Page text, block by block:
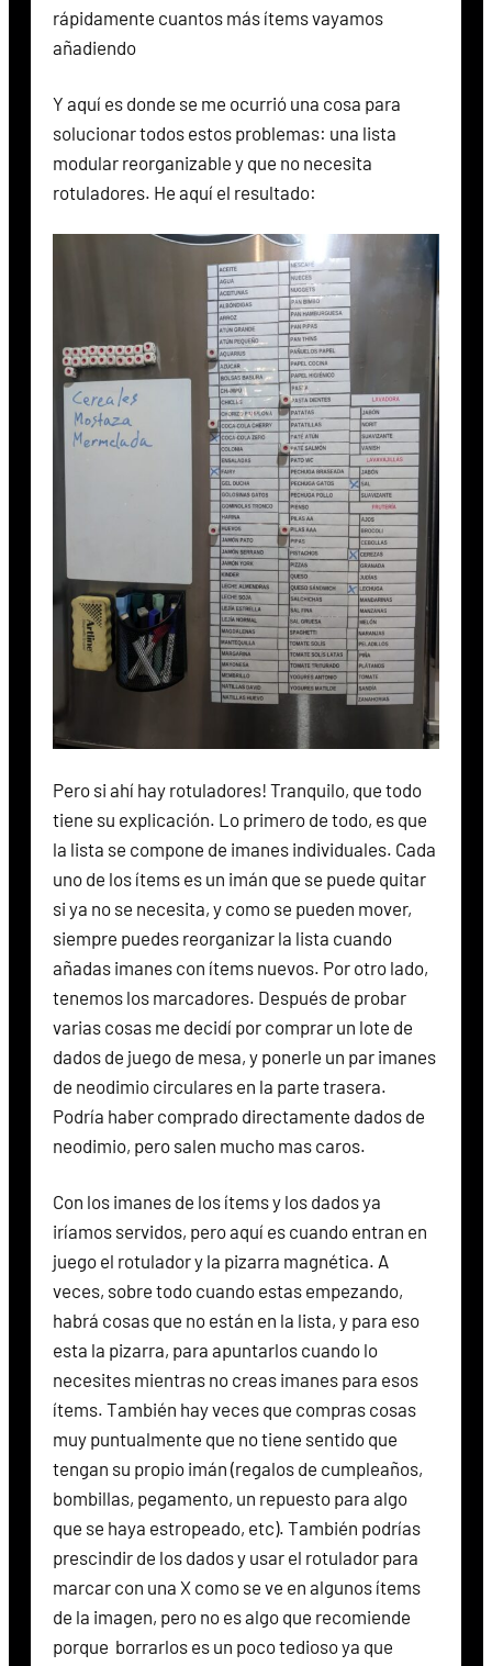
rápidamente cuantos más ítems vayamos
añadiendo
Y aquí es donde se me ocurrió una cosa para
solucionar todos estos problemas: una lista
modular reorganizable y que no necesita
rotuladores. He aquí el resultado:
Pero si ahí hay rotuladores! Tranquilo, que todo
tiene su explicación. Lo primero de todo, es que
la lista se compone de imanes individuales. Cada
uno de los ítems es un imán que se puede quitar
si ya no se necesita, y como se pueden mover,
siempre puedes reorganizar la lista cuando
añadas imanes con ítems nuevos. Por otro lado,
tenemos los marcadores. Después de probar
varias cosas me decidí por comprar un lote de
dados de juego de mesa, y ponerle un par imanes
de neodimio circulares en la parte trasera.
Podría haber comprado directamente dados de
neodimio, pero salen mucho mas caros.
Con los imanes de los ítems y los dados ya
iríamos servidos, pero aquí es cuando entran en
juego el rotulador y la pizarra magnética. A
veces, sobre todo cuando estas empezando,
habrá cosas que no están en la lista, y para eso
esta la pizarra, para apuntarlos cuando lo
necesites mientras no creas imanes para esos
ítems. También hay veces que compras cosas
muy puntualmente que no tiene sentido que
tengan su propio imán (regalos de cumpleaños,
bombillas, pegamento, un repuesto para algo
que se haya estropeado, etc). También podrías
prescindir de los dados y usar el rotulador para
marcar con una X como se ve en algunos ítems
de la imagen, pero no es algo que recomiende
porque borrarlos es un poco tedioso ya que